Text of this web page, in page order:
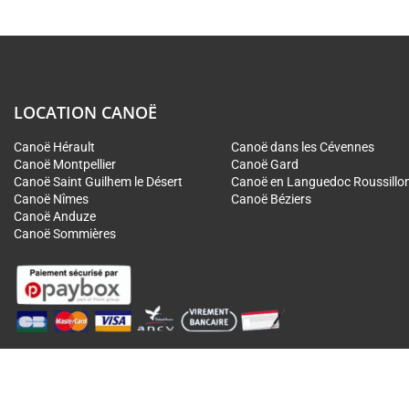
LOCATION CANOË
Canoë Hérault
Canoë Montpellier
Canoë Saint Guilhem le Désert
Canoë Nîmes
Canoë Anduze
Canoë Sommières
Canoë dans les Cévennes
Canoë Gard
Canoë en Languedoc
Canoë Béziers